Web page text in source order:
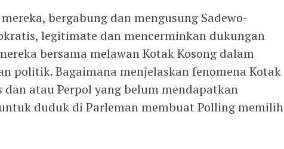
bergabung dan mengusung Sadewo-
legitimate dan mencerminkan dukungan
bersama melawan Kotak Kosong dalam
politik. Bagaimana menjelaskan fenomena Kotak
dan atau Perpol yang belum mendapatkan
duduk di Parleman membuat Polling memilih